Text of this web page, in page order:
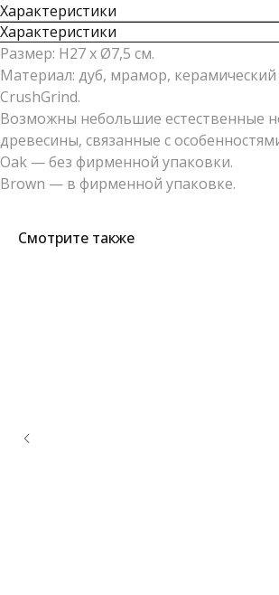
Характеристики
Характеристики
Размер: H27 x Ø7,5 см.
Материал: дуб, мрамор,
CrushGrind.
Возможны небольшие естественные
древесины, связанные с
Oak — без фирменной упаковки.
Brown — в фирменной упаковке.
Смотрите также